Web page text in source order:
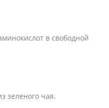
в свободной
зеленого чая.